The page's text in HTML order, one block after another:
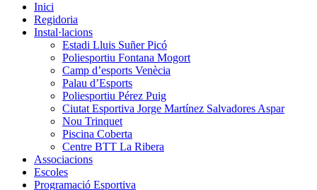
Inici
Regidoria
Instal·lacions
Estadi Lluis Suñer Picó
Poliesportiu Fontana Mogort
Camp d’esports Venècia
Palau d’Esports
Poliesportiu Pérez Puig
Ciutat Esportiva Jorge Martínez Salvadores Aspar
Nou Trinquet
Piscina Coberta
Centre BTT La Ribera
Associacions
Escoles
Programació Esportiva